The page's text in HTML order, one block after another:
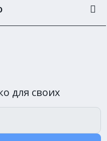
для своих